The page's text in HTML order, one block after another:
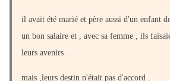
il avait été marié et père aussi d'un enfant
un bon salaire et , avec sa femme , ils
leurs avenirs .
mais ,leurs destin n'était pas d'accord .